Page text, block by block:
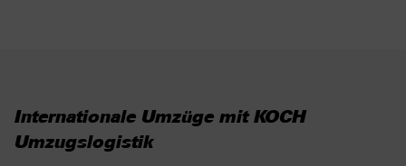
Internationale Umzüge mit KOCH
Umzugslogistik